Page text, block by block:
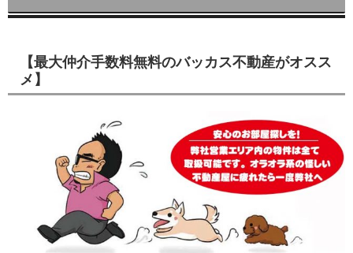
【最大仲介手数料無料のバッカス不動産がオスス
メ】